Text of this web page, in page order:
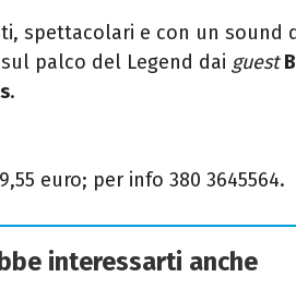
spettacolari e con un sound
palco del Legend dai guest
.
euro; per info 380 3645564.
interessarti anche